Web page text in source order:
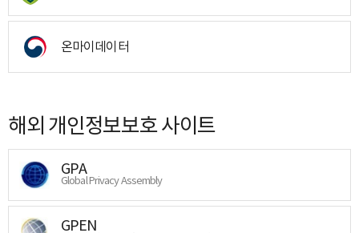
온마이데이터
해외 개인정보보호 사이트
GPA
Global Privacy Assembly
GPEN